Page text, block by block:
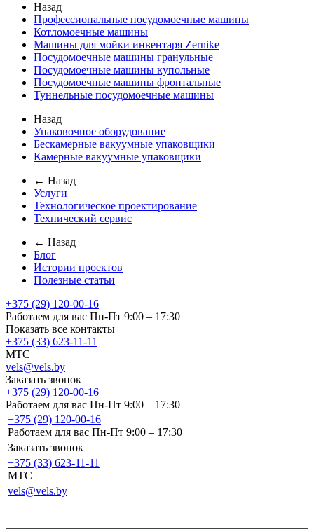
Назад
Профессиональные посудомоечные машины
Котломоечные машины
Машины для мойки инвентаря Zernike
Посудомоечные машины гранульные
Посудомоечные машины купольные
Посудомоечные машины фронтальные
Туннельные посудомоечные машины
Назад
Упаковочное оборудование
Бескамерные вакуумные упаковщики
Камерные вакуумные упаковщики
← Назад
Услуги
Технологическое проектирование
Технический сервис
← Назад
Блог
Истории проектов
Полезные статьи
+375 (29) 120-00-16
Работаем для вас Пн-Пт 9:00 – 17:30
Показать все контакты
+375 (33) 623-11-11
MTC
vels@vels.by
Заказать звонок
+375 (29) 120-00-16
Работаем для вас Пн-Пт 9:00 – 17:30
+375 (29) 120-00-16
Работаем для вас Пн-Пт 9:00 – 17:30
Заказать звонок
+375 (33) 623-11-11
MTC
vels@vels.by